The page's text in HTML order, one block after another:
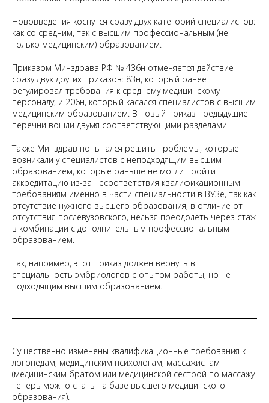
Нововведения коснутся сразу двух категорий специалистов:
как со средним, так с высшим профессиональным (не
только медицинским) образованием.
Приказом Минздрава РФ № 436н отменяется действие
сразу двух других приказов: 83н, который ранее
регулировал требования к среднему медицинскому
персоналу, и 206н, который касался специалистов с высшим
медицинским образованием. В новый приказ предыдущие
перечни вошли двумя соответствующими разделами.
Также Минздрав попытался решить проблемы, которые
возникали у специалистов с неподходящим высшим
образованием, которые раньше не могли пройти
аккредитацию из-за несоответствия квалификационным
требованиям именно в части специальности в ВУЗе, так как
отсутствие нужного высшего образования, в отличие от
отсутствия послевузовского, нельзя преодолеть через стаж
в комбинации с дополнительным профессиональным
образованием.
Так, например, этот приказ должен вернуть в
специальность эмбриологов с опытом работы, но не
подходящим высшим образованием.
Существенно изменены квалификационные требования к
логопедам, медицинским психологам, массажистам
(медицинским братом или медицинской сестрой по массажу
теперь можно стать на базе высшего медицинского
образования).